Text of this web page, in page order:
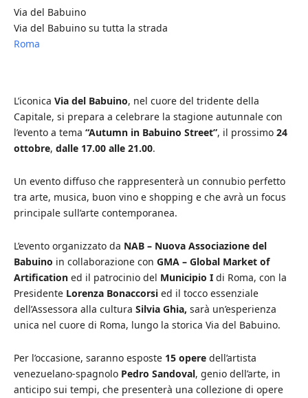
Via del Babuino
Via del Babuino su tutta la strada
Roma
L’iconica Via del Babuino, nel cuore del tridente della
Capitale, si prepara a celebrare la stagione autunnale con
l’evento a tema “Autumn in Babuino Street”, il prossimo 24
ottobre, dalle 17.00 alle 21.00.
Un evento diffuso che rappresenterà un connubio perfetto
tra arte, musica, buon vino e shopping e che avrà un focus
principale sull’arte contemporanea.
L’evento organizzato da NAB – Nuova Associazione del
Babuino in collaborazione con GMA – Global Market of
Artification ed il patrocinio del Municipio I di Roma, con la
Presidente Lorenza Bonaccorsi ed il tocco essenziale
dell’Assessora alla cultura Silvia Ghia, sarà un’esperienza
unica nel cuore di Roma, lungo la storica Via del Babuino.
Per l’occasione, saranno esposte 15 opere dell’artista
venezuelano-spagnolo Pedro Sandoval, genio dell’arte, in
anticipo sui tempi, che presenterà una collezione di opere